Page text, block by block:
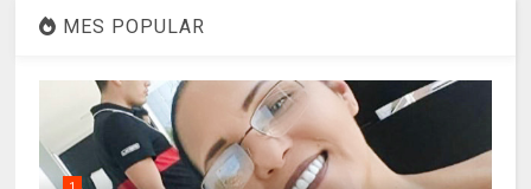
MES POPULAR